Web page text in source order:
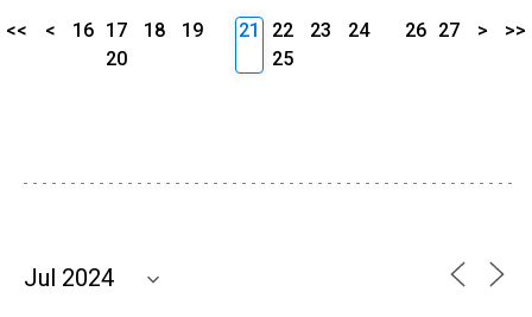
<< < 16 17 18
19
20
21 22 23
24
25
26 27 > >>